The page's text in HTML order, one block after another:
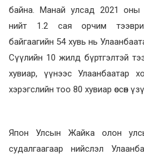
байна. Манай улсад 2021 оны
нийт 1.2 сая орчим
байгаагийн 54 хувь нь
Сүүлийн 10 жилд бүртгэлтэй
хувиар, үүнээс Улаанбаатар
хэрэгслийн тоо 80 хувиар өссөн
Япон Улсын Жайка олон
судалгаагаар нийслэл